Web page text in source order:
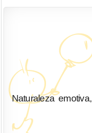
Naturaleza